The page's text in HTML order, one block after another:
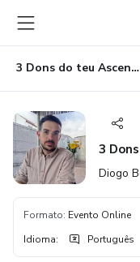
para
o
conteúdo
principal
para
o
pagamento
para
o
rodapé
3 Dons do teu Ascendente
3
Diogo
Formato: Evento Online
Idioma: Português